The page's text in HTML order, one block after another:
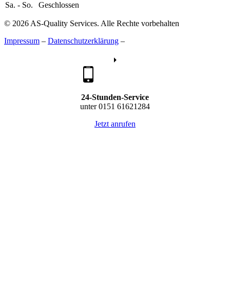
Sa. - So.
Geschlossen
© 2026 AS-Quality Services. Alle Rechte vorbehalten
Impressum – Datenschutzerklärung –
24-Stunden-Service
unter 0151 61621284
Jetzt anrufen